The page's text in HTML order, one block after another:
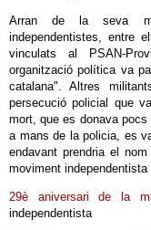
Arran de la seva
independentistes, entre
vinculats al PSAN-
organització política va
catalana". Altres
persecució policial que
mort, que es donava
a mans de la policia, es
endavant prendria el
moviment independentista
29è aniversari de la
independentista